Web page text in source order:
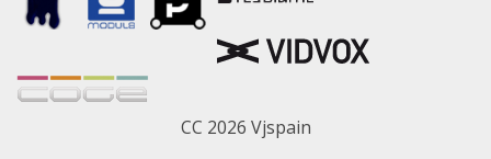
CC 2026 Vjspain